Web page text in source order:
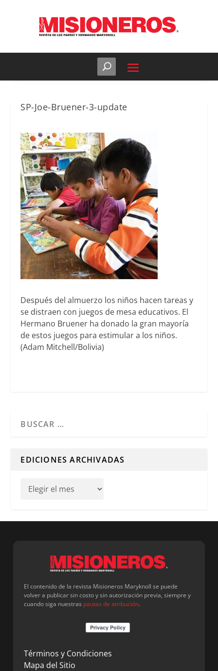
SP-Joe-Bruener-3-update
Después del almuerzo los niños hacen tareas y
se distraen con juegos de mesa educativos. El
Hermano Bruener ha donado la gran mayoría
de estos juegos para estimular a los niños.
(Adam Mitchell/Bolivia)
EDICIONES ARCHIVADAS
El contenido de la revista Misioneros Maryknoll se puede
volver a publicar sin costo y sin autorización previa, siempre y
cuando siga nuestras pautas de atribución.
Términos y Condiciones
Mapa del Sitio